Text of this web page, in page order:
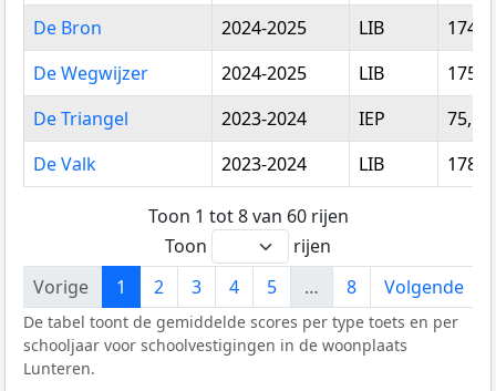
De Bron 2024-2025 LIB
De Wegwijzer
2024-2025 LIB
De Triangel
2023-2024 IEP
75,57
De Valk
2023-2024 LIB
Toon 1 tot 8 van 60 rijen
Toon
rijen
Vorige
1 2 3 4 5 … 8 Volgende
De tabel toont de gemiddelde scores per type toets en per
schooljaar voor schoolvestigingen in de woonplaats
Lunteren.